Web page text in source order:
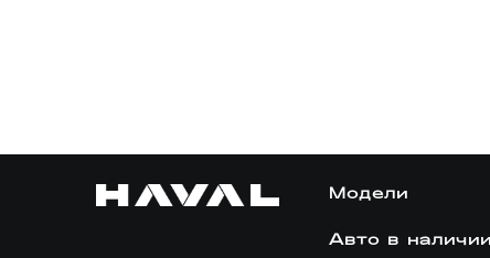
Модели
Авто в наличии